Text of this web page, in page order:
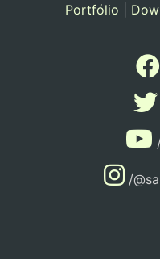
Portfólio
/